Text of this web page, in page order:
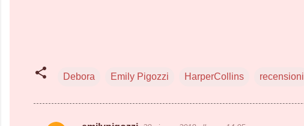
Debora Emily Pigozzi HarperCollins recensioni